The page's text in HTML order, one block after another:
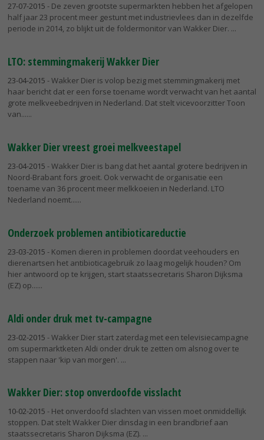
27-07-2015 - De zeven grootste supermarkten hebben het afgelopen
half jaar 23 procent meer gestunt met industrievlees dan in dezelfde
periode in 2014, zo blijkt uit de foldermonitor van Wakker Dier.
LTO: stemmingmakerij Wakker Dier
23-04-2015 - Wakker Dier is volop bezig met stemmingmakerij met
haar bericht dat er een forse toename wordt verwacht van het aantal
grote melkveebedrijven in Nederland. Dat stelt vicevoorzitter Toon
van...
Wakker Dier vreest groei melkveestapel
23-04-2015 - Wakker Dier is bang dat het aantal grotere bedrijven in
Noord-Brabant fors groeit. Ook verwacht de organisatie een
toename van 36 procent meer melkkoeien in Nederland. LTO
Nederland noemt...
Onderzoek problemen antibioticareductie
23-03-2015 - Komen dieren in problemen doordat veehouders en
dierenartsen het antibioticagebruik zo laag mogelijk houden? Om
hier antwoord op te krijgen, start staatssecretaris Sharon Dijksma
(EZ) op...
Aldi onder druk met tv-campagne
23-02-2015 - Wakker Dier start zaterdag met een televisiecampagne
om supermarktketen Aldi onder druk te zetten om alsnog over te
stappen naar 'kip van morgen'.
Wakker Dier: stop onverdoofde visslacht
10-02-2015 - Het onverdoofd slachten van vissen moet onmiddellijk
stoppen. Dat stelt Wakker Dier dinsdag in een brandbrief aan
staatssecretaris Sharon Dijksma (EZ).